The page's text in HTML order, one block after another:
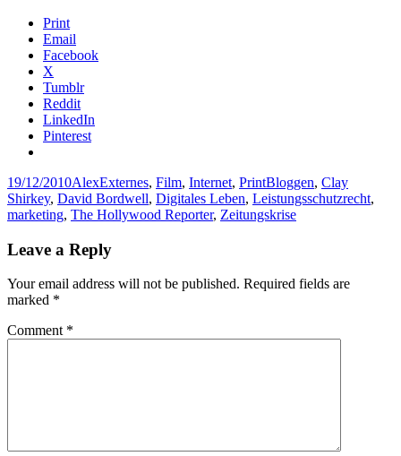
Print
Email
Facebook
X
Tumblr
Reddit
LinkedIn
Pinterest
Posted
on
19/12/2010Author
AlexCategories
Externes, Film, Internet, PrintTags
Bloggen, Clay
Shirkey, David Bordwell, Digitales Leben, Leistungsschutzrecht,
marketing, The Hollywood Reporter, Zeitungskrise
Leave a Reply
Your email address will not be published. Required fields are
marked *
Comment *